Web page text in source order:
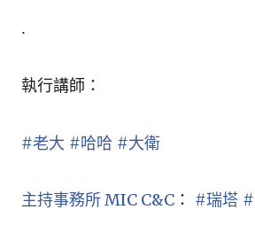
.
執行講師：
#老大 #哈哈 #大衛
主持事務所 MIC C&C ： #瑞塔 #